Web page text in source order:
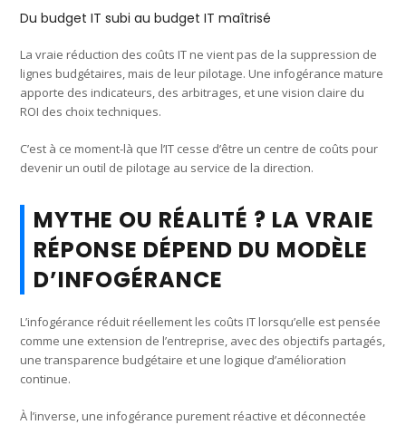
Du budget IT subi au budget IT maîtrisé
La vraie réduction des coûts IT ne vient pas de la suppression de
lignes budgétaires, mais de leur pilotage. Une infogérance mature
apporte des indicateurs, des arbitrages, et une vision claire du
ROI des choix techniques.
C’est à ce moment-là que l’IT cesse d’être un centre de coûts pour
devenir un outil de pilotage au service de la direction.
MYTHE OU RÉALITÉ ? LA VRAIE
RÉPONSE DÉPEND DU MODÈLE
D’INFOGÉRANCE
L’infogérance réduit réellement les coûts IT lorsqu’elle est pensée
comme une extension de l’entreprise, avec des objectifs partagés,
une transparence budgétaire et une logique d’amélioration
continue.
À l’inverse, une infogérance purement réactive et déconnectée